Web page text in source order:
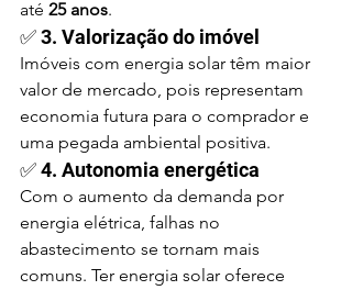
até 25 anos.
✅ 3. Valorização do imóvel
Imóveis com energia solar têm maior
valor de mercado, pois representam
economia futura para o comprador e
uma pegada ambiental positiva.
✅ 4. Autonomia energética
Com o aumento da demanda por
energia elétrica, falhas no
abastecimento se tornam mais
comuns. Ter energia solar oferece